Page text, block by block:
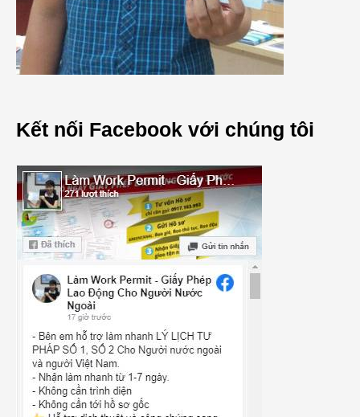
Kết nối Facebook với chúng tôi